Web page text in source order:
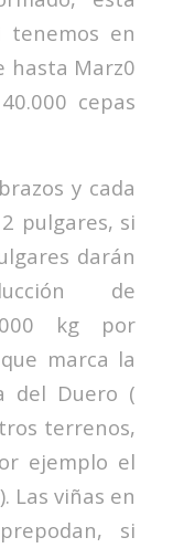
en
hasta Marz0
cepas
y cada
pulgares, si
darán
de
kg por
marca la
del Duero (
terrenos,
ejemplo el
Las viñas en
si